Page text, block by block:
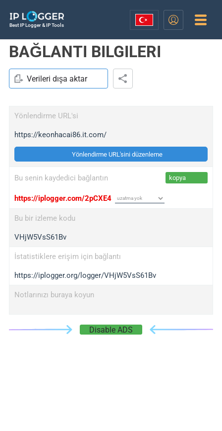
Best IP Logger & IP Tools
BAĞLANTI BILGILERI
Verileri dışa aktar
Yönlendirme URL'si
https://keonhacai86.it.com/
Yönlendirme URL'sini düzenleme
Bu senin kaydedici bağlantın kopya
https://iplogger.com/2pCXE4
Bu bir izleme kodu
VHjW5VsS61Bv
İstatistiklere erişim için bağlantı
https://iplogger.org/logger/VHjW5VsS61Bv
Notlarınızı buraya koyun
Disable ADS